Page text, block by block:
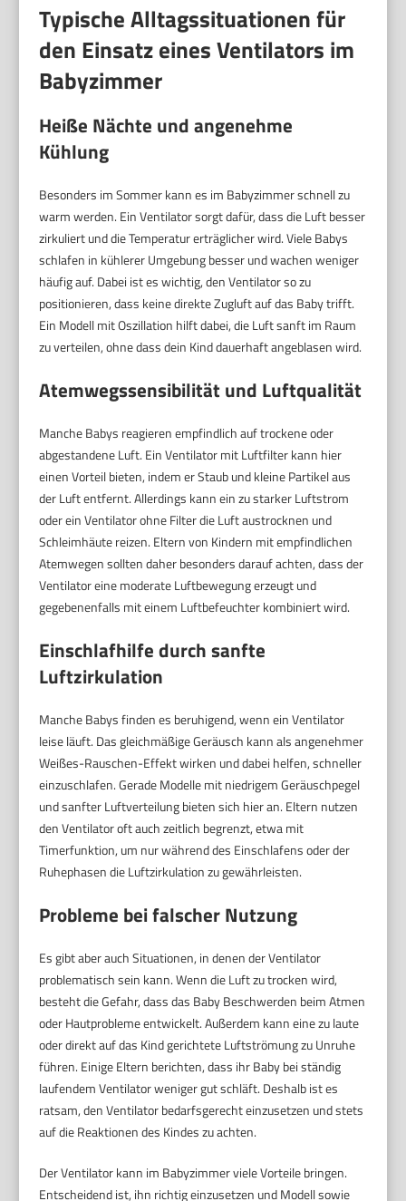
Typische Alltagssituationen für
den Einsatz eines Ventilators im
Babyzimmer
Heiße Nächte und angenehme
Kühlung
Besonders im Sommer kann es im Babyzimmer schnell zu
warm werden. Ein Ventilator sorgt dafür, dass die Luft besser
zirkuliert und die Temperatur erträglicher wird. Viele Babys
schlafen in kühlerer Umgebung besser und wachen weniger
häufig auf. Dabei ist es wichtig, den Ventilator so zu
positionieren, dass keine direkte Zugluft auf das Baby trifft.
Ein Modell mit Oszillation hilft dabei, die Luft sanft im Raum
zu verteilen, ohne dass dein Kind dauerhaft angeblasen wird.
Atemwegssensibilität und Luftqualität
Manche Babys reagieren empfindlich auf trockene oder
abgestandene Luft. Ein Ventilator mit Luftfilter kann hier
einen Vorteil bieten, indem er Staub und kleine Partikel aus
der Luft entfernt. Allerdings kann ein zu starker Luftstrom
oder ein Ventilator ohne Filter die Luft austrocknen und
Schleimhäute reizen. Eltern von Kindern mit empfindlichen
Atemwegen sollten daher besonders darauf achten, dass der
Ventilator eine moderate Luftbewegung erzeugt und
gegebenenfalls mit einem Luftbefeuchter kombiniert wird.
Einschlafhilfe durch sanfte
Luftzirkulation
Manche Babys finden es beruhigend, wenn ein Ventilator
leise läuft. Das gleichmäßige Geräusch kann als angenehmer
Weißes-Rauschen-Effekt wirken und dabei helfen, schneller
einzuschlafen. Gerade Modelle mit niedrigem Geräuschpegel
und sanfter Luftverteilung bieten sich hier an. Eltern nutzen
den Ventilator oft auch zeitlich begrenzt, etwa mit
Timerfunktion, um nur während des Einschlafens oder der
Ruhephasen die Luftzirkulation zu gewährleisten.
Probleme bei falscher Nutzung
Es gibt aber auch Situationen, in denen der Ventilator
problematisch sein kann. Wenn die Luft zu trocken wird,
besteht die Gefahr, dass das Baby Beschwerden beim Atmen
oder Hautprobleme entwickelt. Außerdem kann eine zu laute
oder direkt auf das Kind gerichtete Luftströmung zu Unruhe
führen. Einige Eltern berichten, dass ihr Baby bei ständig
laufendem Ventilator weniger gut schläft. Deshalb ist es
ratsam, den Ventilator bedarfsgerecht einzusetzen und stets
auf die Reaktionen des Kindes zu achten.
Der Ventilator kann im Babyzimmer viele Vorteile bringen.
Entscheidend ist, ihn richtig einzusetzen und Modell sowie